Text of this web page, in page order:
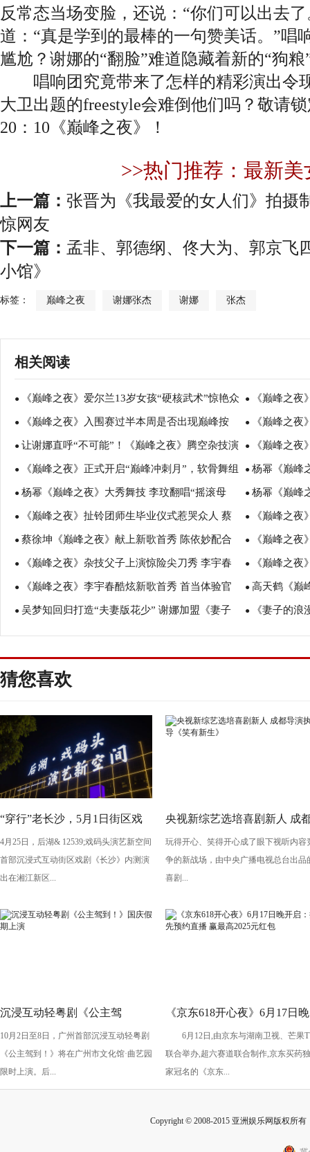
反常态当场变脸，还说：“你们可以出去
道：“真是学到的最棒的一句赞美话。”唱
尴尬？谢娜的“翻脸”难道隐藏着新的“狗粮
唱响团究竟带来了怎样的精彩演出令
大卫出题的freestyle会难倒他们吗？敬请
20：10《巅峰之夜》！
>>热门推荐：最新美
上一篇： 张晋为《我最爱的女人们》拍摄
惊网友
下一篇： 孟非、郭德纲、佟大为、郭京飞
小馆》
标签： 巅峰之夜 谢娜张杰 谢娜 张杰
相关阅读
● 《巅峰之夜》爱尔兰13岁女孩“硬核武术”惊艳众
人 动人父女情惹李玟泪目
● 《巅峰之
遭”乌克兰型
● 《巅峰之夜》入围赛过半本周是否出现巅峰按
钮？“亡命”逃脱术令谢娜李玟双双“吓哭”
● 《巅峰之
君梅感同身
● 让谢娜直呼“不可能”！《巅峰之夜》腾空杂技演
员表演高空摇滚
● 《巅峰之
刀谢娜吓到捂
● 《巅峰之夜》正式开启“巅峰冲刺月”，软骨舞组
合再度惊艳四座
● 杨幂《巅峰
言“心都属于
● 杨幂《巅峰之夜》大秀舞技 李玟翻唱“摇滚母
狮”蒂娜·特纳经典曲目嗨翻天
● 杨幂《巅峰
女孩”惊喜礼
● 《巅峰之夜》扯铃团师生毕业仪式惹哭众人 蔡
徐坤感同身受安慰选手超暖心！
● 《巅峰之夜
现场尖叫惊喜
● 蔡徐坤《巅峰之夜》献上新歌首秀 陈依妙配合
邬君梅再现角色经典场景
● 《巅峰之
直呼"玩大了"
● 《巅峰之夜》杂技父子上演惊险尖刀秀 李宇春
感恩父亲培育
● 《巅峰之
感恩父亲培育
● 《巅峰之夜》李宇春酷炫新歌首秀 首当体验官
互动不停变表情包
● 高天鹤《巅
面对抗“小巨
● 吴梦知回归打造“夫妻版花少” 谢娜加盟《妻子
的浪漫旅行》
● 《妻子的
爱张杰如粉丝
猜您喜欢
“穿行”老长沙，5月1日街区戏
剧《长沙》将亮相“后湖・戏码
头”
4月25日，后湖& 12539;戏码头演艺新空间
首部沉浸式互动街区戏剧《长沙》内测演
出在湘江新区...
央视新综艺选培喜剧新人 成
导演执导《笑有新生》
玩得开心、笑得开心成了眼下视听内容
争的新战场，由中央广播电视总台出品
喜剧...
沉浸互动轻粤剧《公主驾
到！》国庆假期上演
10月2日至8日，广州首部沉浸互动轻粤剧
《公主驾到！》将在广州市文化馆·曲艺园
限时上演。后...
《京东618开心夜》6月17日晚
开启：抢先预约直播 赢最高
2025元红包
6月12日,由京东与湖南卫视、芒果
联合举办,超六赛道联合制作,京东买药独
家冠名的《京东...
Copyright © 2008-2015 亚洲娱乐网版权所